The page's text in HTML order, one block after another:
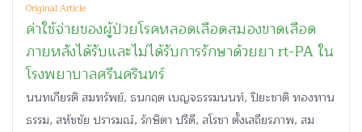
Original Article
ค่าใช้จ่ายของผู้ป่วยโรคหลอดเลือดสมองขาดเลือด
ภายหลังได้รับและไม่ได้รับการรักษาด้วยยา rt-PA ใน
โรงพยาบาลศรีนครินทร์
นนทเกียรติ สมทรัพย์, ธนกฤต เบญจธรรมนนท์, ปิยะชาติ ทองทาน
ธรรม, สหัชชัย ปรารมณ์, รักษิตา ปรีดี, สโรชา ตั้งเสถียรภาพ, สม